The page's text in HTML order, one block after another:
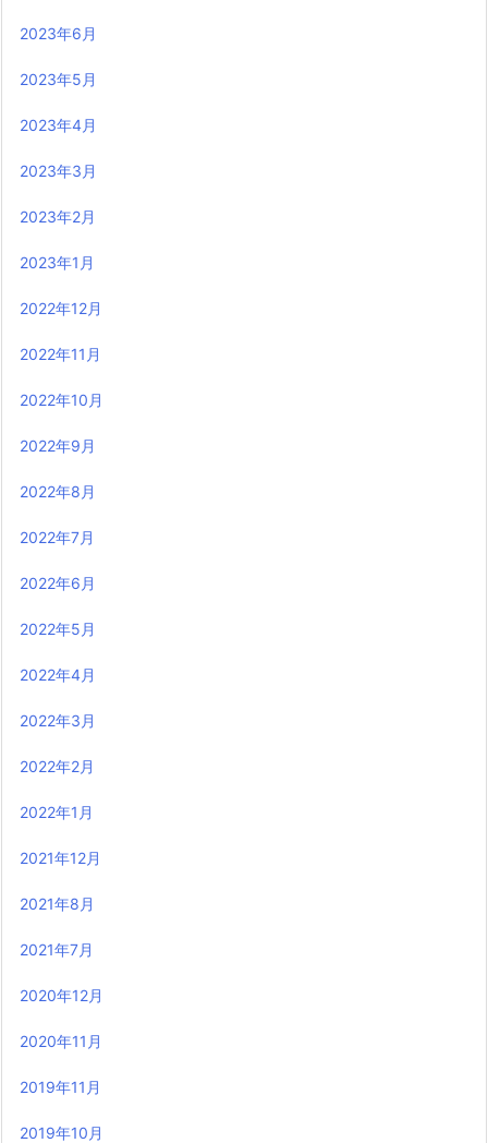
2023年6月
2023年5月
2023年4月
2023年3月
2023年2月
2023年1月
2022年12月
2022年11月
2022年10月
2022年9月
2022年8月
2022年7月
2022年6月
2022年5月
2022年4月
2022年3月
2022年2月
2022年1月
2021年12月
2021年8月
2021年7月
2020年12月
2020年11月
2019年11月
2019年10月